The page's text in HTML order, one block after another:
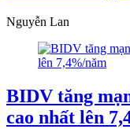
Nguyễn Lan
BIDV tăng
cao nhất lên